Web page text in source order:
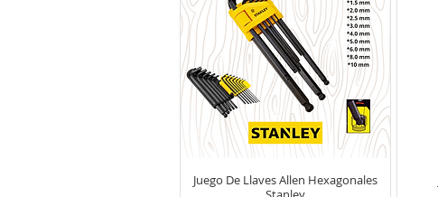
Juego De Llaves Allen Hexagonales